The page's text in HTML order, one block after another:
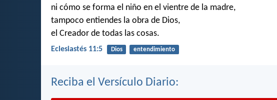
ni cómo se forma el niño en el vientre de la madre,
tampoco entiendes la obra de Dios,
el Creador de todas las cosas.
Eclesiastés 11:5 Dios entendimiento
Reciba el Versículo Diario: